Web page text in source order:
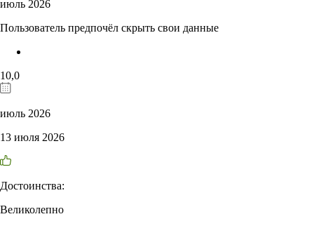
июль 2026
Пользователь предпочёл скрыть свои данные
10,0
июль 2026
13 июля 2026
Достоинства:
Великолепно